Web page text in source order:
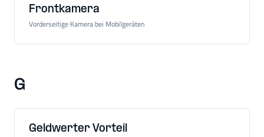
Frontkamera
Vorderseitige Kamera bei Mobilgeräten
G
Geldwerter Vorteil